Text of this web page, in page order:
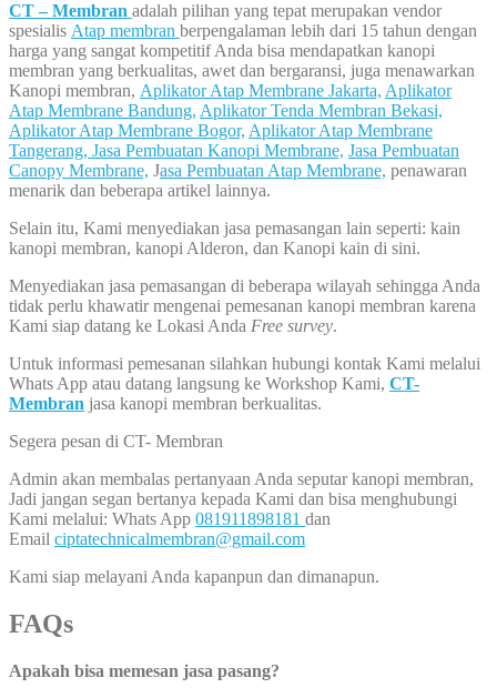
CT – Membran adalah pilihan yang tepat merupakan vendor
spesialis Atap membran berpengalaman lebih dari 15 tahun dengan
harga yang sangat kompetitif Anda bisa mendapatkan kanopi
membran yang berkualitas, awet dan bergaransi, juga menawarkan
Kanopi membran, Aplikator Atap Membrane Jakarta, Aplikator
Atap Membrane Bandung, Aplikator Tenda Membran Bekasi,
Aplikator Atap Membrane Bogor, Aplikator Atap Membrane
Tangerang, Jasa Pembuatan Kanopi Membrane, Jasa Pembuatan
Canopy Membrane, Jasa Pembuatan Atap Membrane, penawaran
menarik dan beberapa artikel lainnya.
Selain itu, Kami menyediakan jasa pemasangan lain seperti: kain
kanopi membran, kanopi Alderon, dan Kanopi kain di sini.
Menyediakan jasa pemasangan di beberapa wilayah sehingga Anda
tidak perlu khawatir mengenai pemesanan kanopi membran karena
Kami siap datang ke Lokasi Anda Free survey.
Untuk informasi pemesanan silahkan hubungi kontak Kami melalui
Whats App atau datang langsung ke Workshop Kami, CT-
Membran jasa kanopi membran berkualitas.
Segera pesan di CT- Membran
Admin akan membalas pertanyaan Anda seputar kanopi membran,
Jadi jangan segan bertanya kepada Kami dan bisa menghubungi
Kami melalui: Whats App 081911898181 dan
Email ciptatechnicalmembran@gmail.com
Kami siap melayani Anda kapanpun dan dimanapun.
FAQs
Apakah bisa memesan jasa pasang?